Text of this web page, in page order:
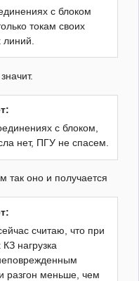
с блоком
токам своих
с блоком,
нет, ПГУ не спасем.
так оно и получается
считаю, что при
нагрузка
разгон меньше, чем